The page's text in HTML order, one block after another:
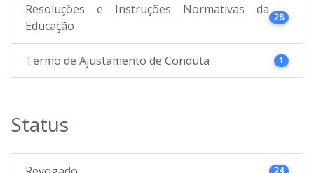
Resoluções e Instruções Normativas da
Educação
28
Termo de Ajustamento de Conduta 1
Status
24